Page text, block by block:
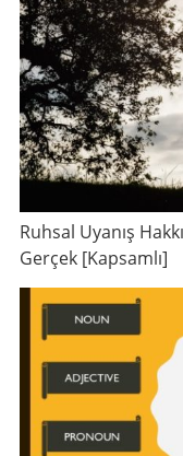
Ruhsal Uyanış
Gerçek [Kapsamlı]